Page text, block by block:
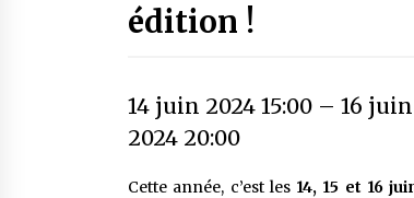
édition !
14 juin 2024 15:00 – 16 juin
2024 20:00
Cette année, c’est les 14, 15 et 16